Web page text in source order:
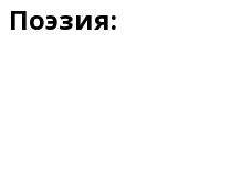
Поэзия: